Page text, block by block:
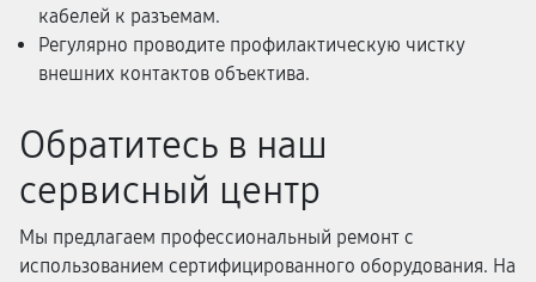
кабелей к разъемам.
Регулярно проводите профилактическую чистку
внешних контактов объектива.
Обратитесь в наш
сервисный центр
Мы предлагаем профессиональный ремонт с
использованием сертифицированного оборудования. На